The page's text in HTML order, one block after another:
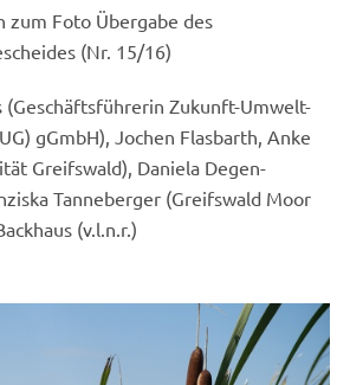
zum Foto Übergabe des
(Nr. 15/16)
(Geschäftsführerin Zukunft-Umwelt-
gGmbH), Jochen Flasbarth, Anke
Greifswald), Daniela Degen-
Tanneberger (Greifswald Moor
(v.l.n.r.)